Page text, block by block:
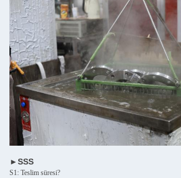
►SSS
S1: Teslim süresi?